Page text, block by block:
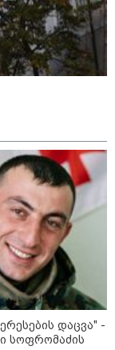
უფროს
მაგრამ
- როგორ
ქალი,
სოფლად
გახდა
ვარ..
შეყვარებული
- გაიცანით
ქართულ
ბიჭიდაცვა" -
სოფრომაძის